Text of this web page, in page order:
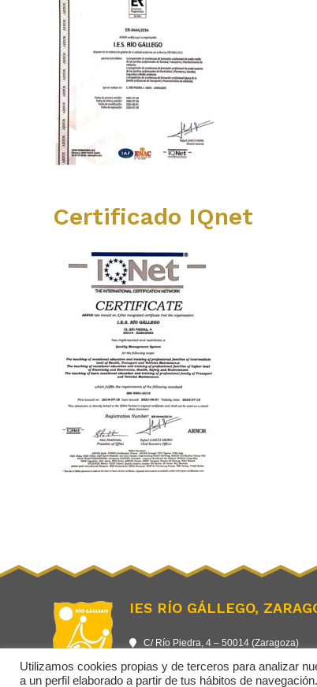
Certificado IQnet
IES RÍO GÁLLEGO,
C/ Río Piedra, 4 – 50014 (Zaragoza)
976 57 04 08
Utilizamos cookies propias y de terceros para analizar
a un perfil elaborado a partir de tus hábitos de